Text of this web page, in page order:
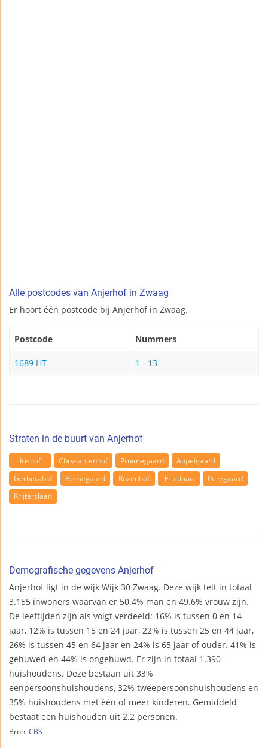
Alle postcodes van Anjerhof in Zwaag
Er hoort één postcode bij Anjerhof in Zwaag.
Postcode Nummers
1689 HT 1 - 13
Straten in de buurt van Anjerhof
Irishof Chrysantenhof Pruimegaard
Appelgaard
Gerberahof
Bessegaard Rozenhof Fruitlaan
Peregaard
Krijterslaan
Demografische gegevens Anjerhof
Anjerhof ligt in de wijk Wijk 30 Zwaag. Deze wijk telt in totaal
3.155 inwoners waarvan er 50.4% man en 49.6% vrouw zijn.
De leeftijden zijn als volgt verdeeld: 16% is tussen 0 en 14
jaar, 12% is tussen 15 en 24 jaar, 22% is tussen 25 en 44 jaar,
26% is tussen 45 en 64 jaar en 24% is 65 jaar of ouder. 41% is
gehuwed en 44% is ongehuwd. Er zijn in totaal 1.390
huishoudens. Deze bestaan uit 33%
eenpersoonshuishoudens, 32% tweepersoonshuishoudens en
35% huishoudens met één of meer kinderen. Gemiddeld
bestaat een huishouden uit 2.2 personen.
Bron: CBS